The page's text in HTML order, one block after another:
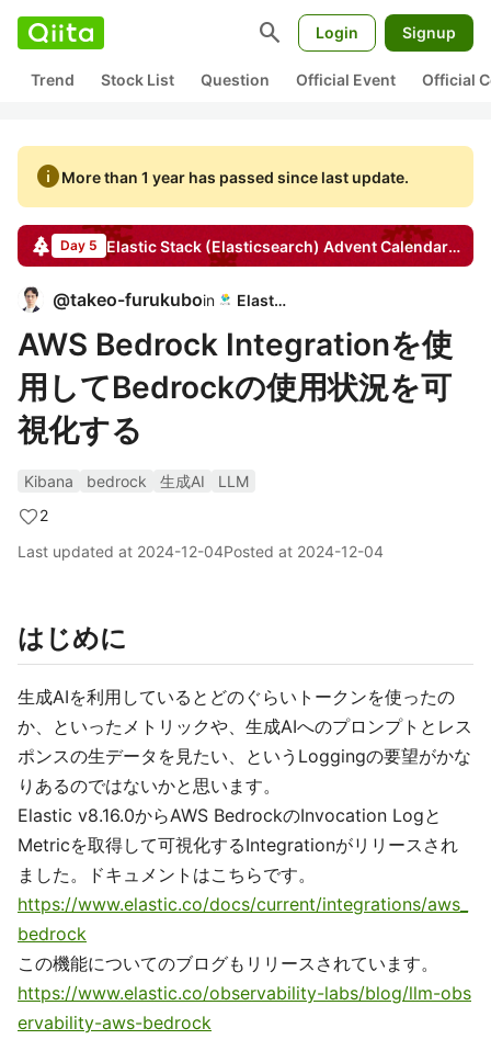
search Login Signup
Trend Stock List Question Official Event Official
infoMore than 1 year has passed since last update.
Day 5 Elastic Stack (Elasticsearch) Advent Calendar2024
@takeo-furukuboin Elastic
AWS Bedrock Integrationを使
用してBedrockの使用状況を可
視化する
Kibana bedrock 生成AI
LLM
2
Last updated at 2024-12-04Posted at 2024-12-04
はじめに
生成AIを利用しているとどのぐらいトークンを使ったの
か、といったメトリックや、生成AIへのプロンプトとレス
ポンスの生データを見たい、というLoggingの要望がかな
りあるのではないかと思います。
Elastic v8.16.0からAWS BedrockのInvocation Logと
Metricを取得して可視化するIntegrationがリリースされ
ました。ドキュメントはこちらです。
https://www.elastic.co/docs/current/integrations/aws_
bedrock
この機能についてのブログもリリースされています。
https://www.elastic.co/observability-labs/blog/llm-obs
ervability-aws-bedrock